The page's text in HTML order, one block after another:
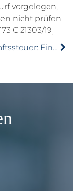
vorgelegen,
nicht prüfen
C 21303/19]
Erbschaftssteuer: Einzug nicht hinauszögern